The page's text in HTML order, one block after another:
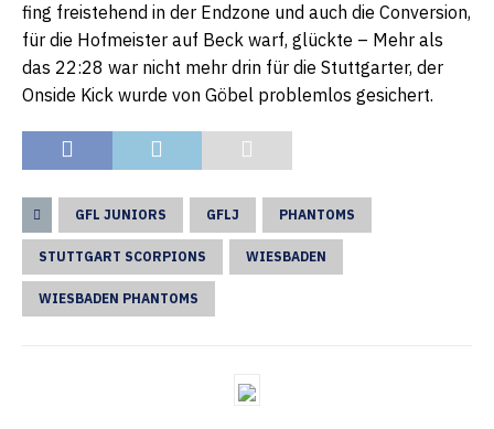
fing freistehend in der Endzone und auch die Conversion,
für die Hofmeister auf Beck warf, glückte – Mehr als
das 22:28 war nicht mehr drin für die Stuttgarter, der
Onside Kick wurde von Göbel problemlos gesichert.
GFL JUNIORS GFLJ PHANTOMS
STUTTGART SCORPIONS WIESBADEN
WIESBADEN PHANTOMS